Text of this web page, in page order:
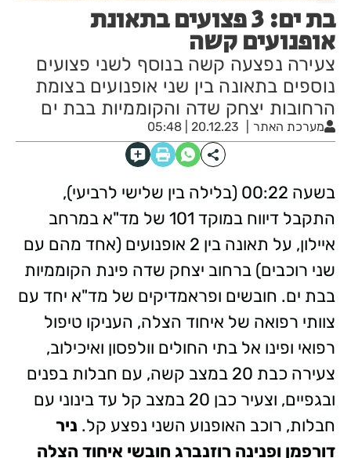
בת ים: 3 פצועים בתאונת
אופנועים קשה
צעירה נפצעה קשה בנוסף לשני פצועים
נוספים בתאונה בין שני אופנועים בצומת
הרחובות יצחק שדה והקוממיות בבת ים
מערכת האתר 20.12.23 | 05:48
בשעה 00:22 (בלילה בין שלישי לרביעי),
התקבל דיווח במוקד 101 של מד"א במרחב
איילון, על תאונה בין 2 אופנועים (אחד מהם עם
שני רוכבים) ברחוב יצחק שדה פינת הקוממיות
בבת ים. חובשים ופראמדיקים של מד"א יחד עם
צוותי רפואה של איחוד הצלה, העניקו טיפול
רפואי ופינו אל בתי החולים וולפסון ואיכילוב,
צעירה כבת 20 במצב קשה, עם חבלות בפנים
ובגפיים, וצעיר כבן 20 במצב קל עד בינוני עם
חבלות, רוכב האופנוע השני נפצע קל. ניר
דורפמן ופנינה רוזנברג חובשי איחוד הצלה